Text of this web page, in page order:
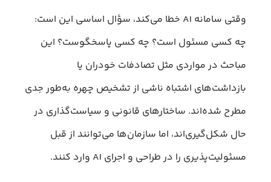
وقتی سامانه AI خطا می‌کند، سؤال اساسی این است:
چه کسی مسئول است؟ چه کسی پاسخگوست؟ این
مباحث در مواردی مثل تصادفات خودران یا
بازداشت‌های اشتباه ناشی از تشخیص چهره به‌طور جدی
مطرح شده‌اند. ساختارهای قانونی و سیاست‌گذاری در
حال شکل‌گیری‌اند، اما سازمان‌ها می‌توانند از قبل
مسئولیت‌پذیری را در طراحی و اجرای AI وارد کنند.